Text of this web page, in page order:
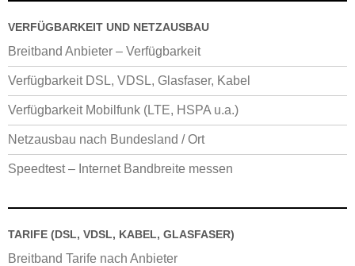
VERFÜGBARKEIT UND NETZAUSBAU
Breitband Anbieter – Verfügbarkeit
Verfügbarkeit DSL, VDSL, Glasfaser, Kabel
Verfügbarkeit Mobilfunk (LTE, HSPA u.a.)
Netzausbau nach Bundesland / Ort
Speedtest – Internet Bandbreite messen
TARIFE (DSL, VDSL, KABEL, GLASFASER)
Breitband Tarife nach Anbieter